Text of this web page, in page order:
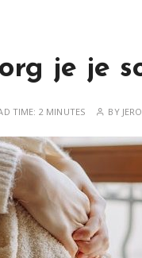
je je
TIME: 2 MINUTES BY